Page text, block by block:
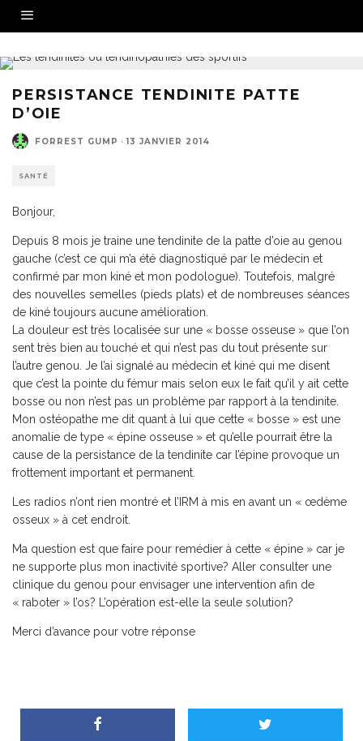
PERSISTANCE TENDINITE PATTE
D’OIE
FORREST GUMP · 13 JANVIER 2014
SANTÉ
Bonjour,
Depuis 8 mois je traine une tendinite de la patte d’oie au genou
gauche (c’est ce qui m’a été diagnostiqué par le médecin et
confirmé par mon kiné et mon podologue). Toutefois, malgré
des nouvelles semelles (pieds plats) et de nombreuses séances
de kiné toujours aucune amélioration.
La douleur est très localisée sur une « bosse osseuse » que l’on
sent très bien au touché et qui n’est pas du tout présente sur
l’autre genou. Je l’ai signalé au médecin et kiné qui me disent
que c’est la pointe du fémur mais selon eux le fait qu’il y ait cette
bosse ou non n’est pas un problème par rapport à la tendinite.
Mon ostéopathe me dit quant à lui que cette « bosse » est une
anomalie de type « épine osseuse » et qu’elle pourrait être la
cause de la persistance de la tendinite car l’épine provoque un
frottement important et permanent.
Les radios n’ont rien montré et l’IRM à mis en avant un « œdème
osseux » à cet endroit.
Ma question est que faire pour remédier à cette « épine » car je
ne supporte plus mon inactivité sportive? Aller consulter une
clinique du genou pour envisager une intervention afin de
« raboter » l’os? L’opération est-elle la seule solution?
Merci d’avance pour votre réponse